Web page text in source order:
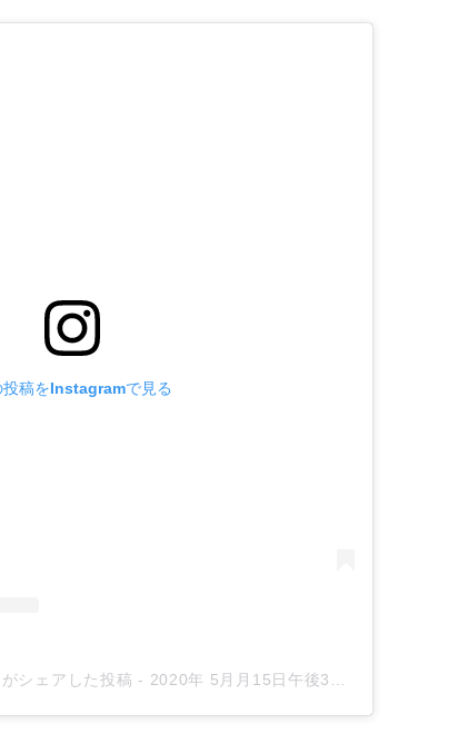
投稿をInstagramで見る
シェアした投稿 - 2020年 5月月15日午後3時27分PDT